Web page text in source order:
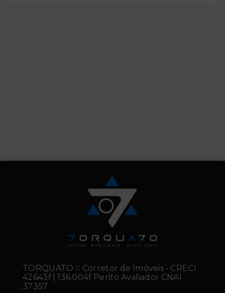
TORQUATO ∴ Corretor de Imóveis - CRECI
42643f | 136.004f Perito Avaliador CNAI
37357